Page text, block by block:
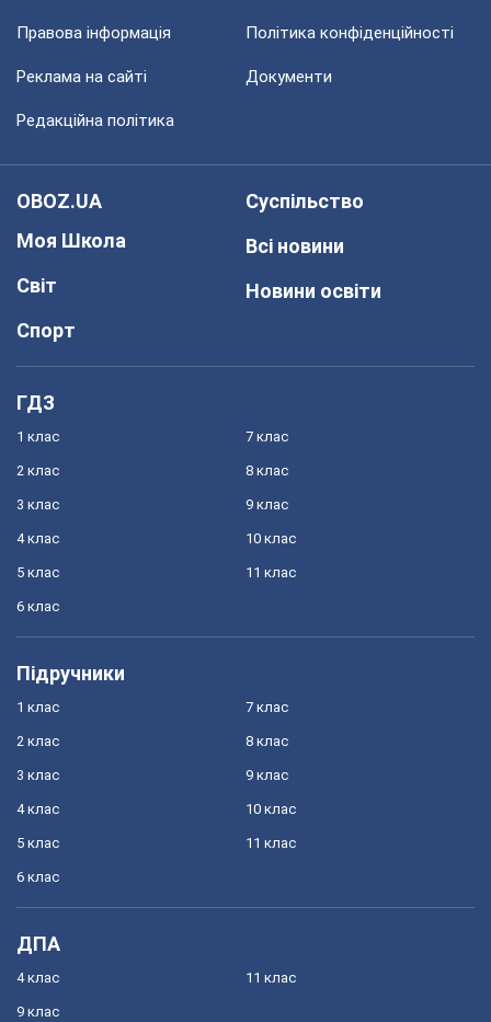
Правова інформація Політика конфіденційності
Реклама на сайті Документи
Редакційна політика
OBOZ.UA
Моя Школа
Світ
Спорт
Суспільство
Всі новини
Новини освіти
ГДЗ
1 клас
2 клас
3 клас
4 клас
5 клас
6 клас
7 клас
8 клас
9 клас
10 клас
11 клас
Підручники
1 клас
2 клас
3 клас
4 клас
5 клас
6 клас
7 клас
8 клас
9 клас
10 клас
11 клас
ДПА
4 клас
9 клас
11 клас